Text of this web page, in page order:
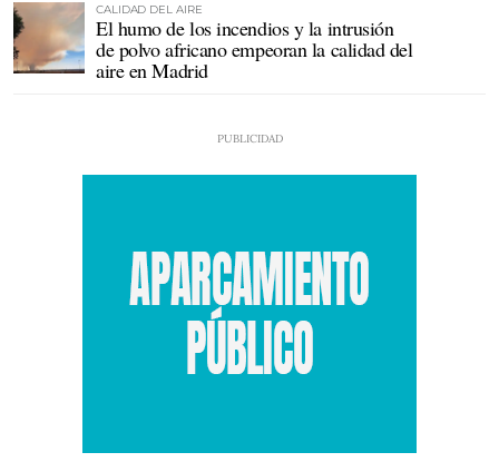
CALIDAD DEL AIRE
El humo de los incendios y la intrusión
de polvo africano empeoran la calidad del
aire en Madrid